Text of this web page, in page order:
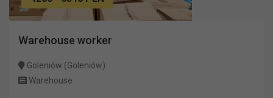
Warehouse worker
Goleniów (Goleniów)
Warehouse